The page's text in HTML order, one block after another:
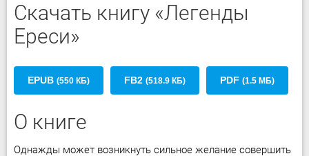
Скачать книгу «Легенды
Ереси»
EPUB (550 КБ) FB2 (518.9 КБ) PDF (1.5 МБ)
О книге
Однажды может возникнуть сильное желание совершить